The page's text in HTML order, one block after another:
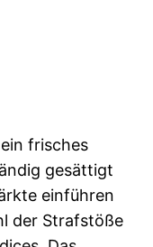
frisches
gesättigt
einführen
der Strafstöße